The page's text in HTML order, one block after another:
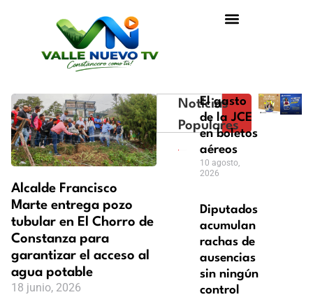
Alcalde Francisco
Marte entrega pozo
tubular en El Chorro de
Constanza para
garantizar el acceso al
agua potable
18 junio, 2026
Noticias
Populares
El gasto
de la JCE
en boletos
aéreos
10 agosto,
2026
Diputados
acumulan
rachas de
ausencias
sin ningún
control